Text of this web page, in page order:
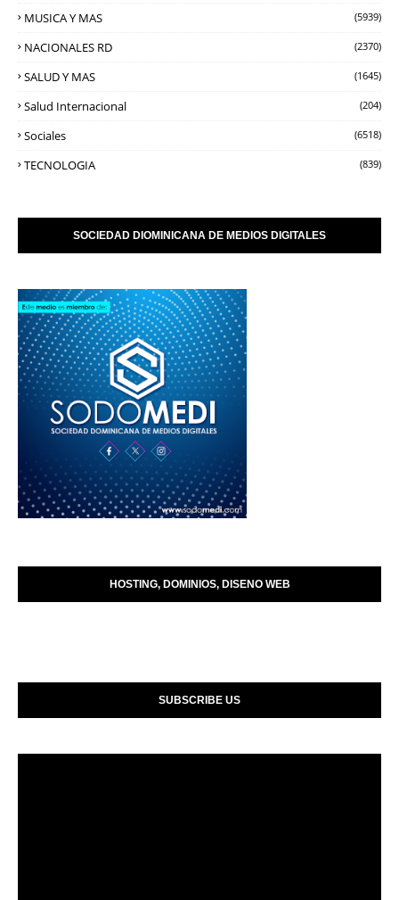
MUSICA Y MAS (5939)
NACIONALES RD (2370)
SALUD Y MAS (1645)
Salud Internacional (204)
Sociales (6518)
TECNOLOGIA (839)
SOCIEDAD DIOMINICANA DE MEDIOS DIGITALES
HOSTING, DOMINIOS, DISENO WEB
SUBSCRIBE US